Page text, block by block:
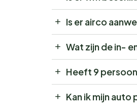
Is er airco
Wat zijn de in-
Heeft 9
Kan ik mijn